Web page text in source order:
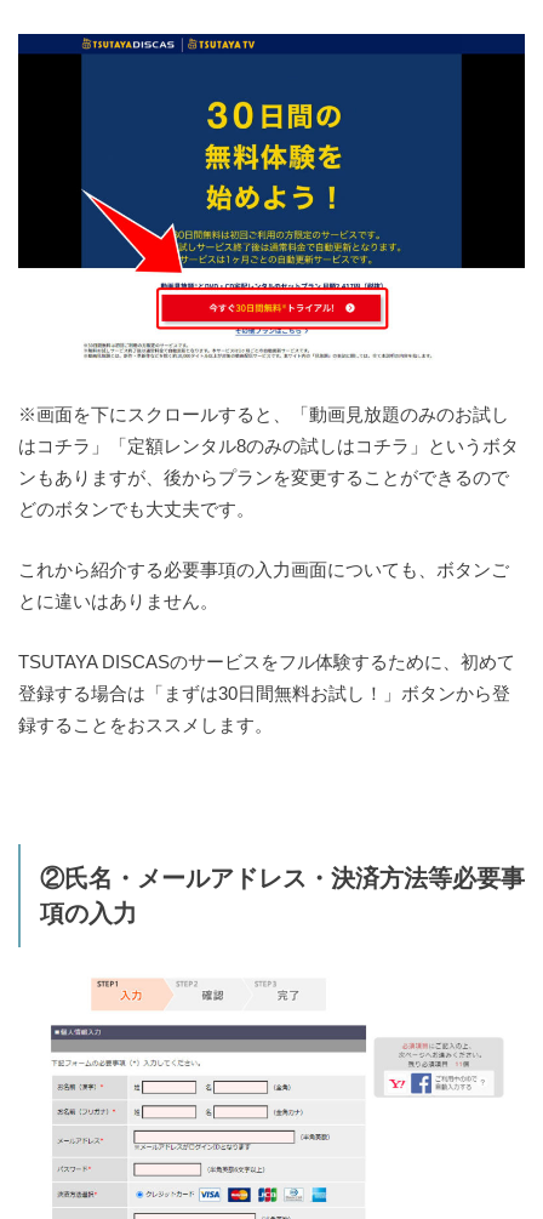
※画面を下にスクロールすると、「動画見放題のみのお試し
はコチラ」「定額レンタル8のみの試しはコチラ」というボタ
ンもありますが、後からプランを変更することができるので
どのボタンでも大丈夫です。
これから紹介する必要事項の入力画面についても、ボタンご
とに違いはありません。
TSUTAYA DISCASのサービスをフル体験するために、初めて
登録する場合は「まずは30日間無料お試し！」ボタンから登
録することをおススメします。
②氏名・メールアドレス・決済方法等必要事
項の入力